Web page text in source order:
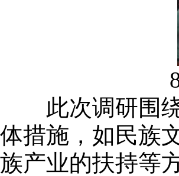
此次调研围绕
体措施，如民族
族产业的扶持等